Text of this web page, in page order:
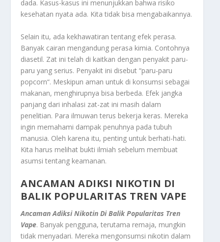
dada. Kasus-kasus ini menunjukkan bahwa risiko
kesehatan nyata ada. Kita tidak bisa mengabaikannya.
Selain itu, ada kekhawatiran tentang efek perasa.
Banyak cairan mengandung perasa kimia. Contohnya
diasetil. Zat ini telah di kaitkan dengan penyakit paru-
paru yang serius. Penyakit ini disebut “paru-paru
popcorn“. Meskipun aman untuk di konsumsi sebagai
makanan, menghirupnya bisa berbeda. Efek jangka
panjang dari inhalasi zat-zat ini masih dalam
penelitian. Para ilmuwan terus bekerja keras. Mereka
ingin memahami dampak penuhnya pada tubuh
manusia. Oleh karena itu, penting untuk berhati-hati.
Kita harus melihat bukti ilmiah sebelum membuat
asumsi tentang keamanan.
ANCAMAN ADIKSI NIKOTIN DI
BALIK POPULARITAS TREN VAPE
Ancaman Adiksi Nikotin Di Balik Popularitas Tren
Vape. Banyak pengguna, terutama remaja, mungkin
tidak menyadari. Mereka mengonsumsi nikotin dalam